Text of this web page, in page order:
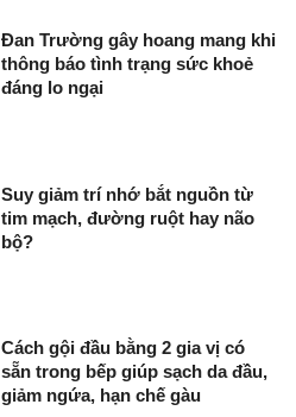
Đan Trường gây hoang mang khi
thông báo tình trạng sức khoẻ
đáng lo ngại
Suy giảm trí nhớ bắt nguồn từ
tim mạch, đường ruột hay não
bộ?
Cách gội đầu bằng 2 gia vị có
sẵn trong bếp giúp sạch da đầu,
giảm ngứa, hạn chế gàu